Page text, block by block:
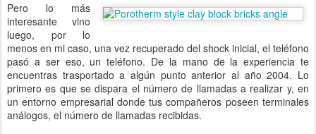
Pero lo más
interesante vino
luego, por lo
menos en mi caso, una vez recuperado del shock inicial, el teléfono
pasó a ser eso, un teléfono. De la mano de la experiencia te
encuentras trasportado a algún punto anterior al año 2004. Lo
primero es que se dispara el número de llamadas a realizar y, en
un entorno empresarial donde tus compañeros poseen terminales
análogos, el número de llamadas recibidas.